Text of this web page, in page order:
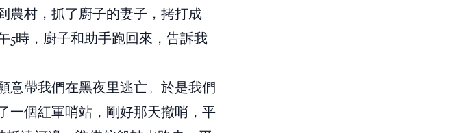
農村，抓了廚子的妻子，拷打成
5時，廚子和助手跑回來，告訴我
意帶我們在黑夜里逃亡。於是我們
一個紅軍哨站，剛好那天撤哨，平